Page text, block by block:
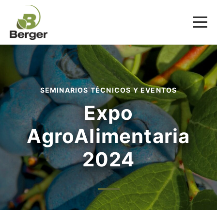
SEMINARIOS TÉCNICOS Y EVENTOS
Expo
AgroAlimentaria
2024